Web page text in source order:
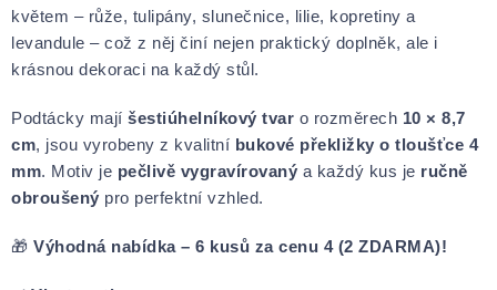
květem – růže, tulipány, slunečnice, lilie, kopretiny a
levandule – což z něj činí nejen praktický doplněk, ale i
krásnou dekoraci na každý stůl.
Podtácky mají šestiúhelníkový tvar o rozměrech 10 × 8,7
cm, jsou vyrobeny z kvalitní bukové překližky o tloušťce 4
mm. Motiv je pečlivě vygravírovaný a každý kus je ručně
obroušený pro perfektní vzhled.
🎁 Výhodná nabídka – 6 kusů za cenu 4 (2 ZDARMA)!